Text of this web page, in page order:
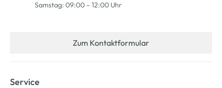
Samstag: 09:00 – 12:00 Uhr
Zum Kontaktformular
Service